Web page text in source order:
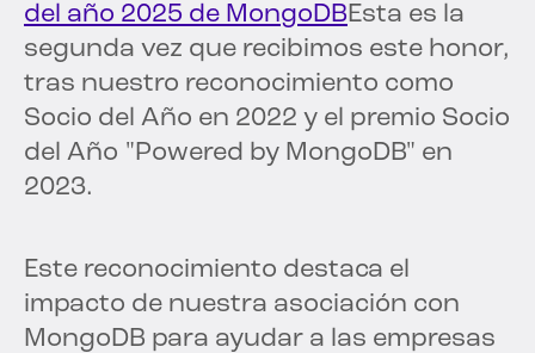
del año 2025 de MongoDBEsta es la
segunda vez que recibimos este honor,
tras nuestro reconocimiento como
Socio del Año en 2022 y el premio Socio
del Año "Powered by MongoDB" en
2023.
Este reconocimiento destaca el
impacto de nuestra asociación con
MongoDB para ayudar a las empresas